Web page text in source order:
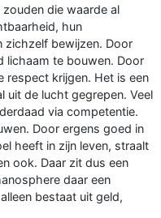
die waarde al
hun
zichzelf bewijzen. Door
lichaam te bouwen. Door
respect krijgen. Het is een
uit de lucht gegrepen. Veel
via competentie.
Door ergens goed in
heeft in zijn leven, straalt
ook. Daar zit dus een
daar een
bestaat uit geld,